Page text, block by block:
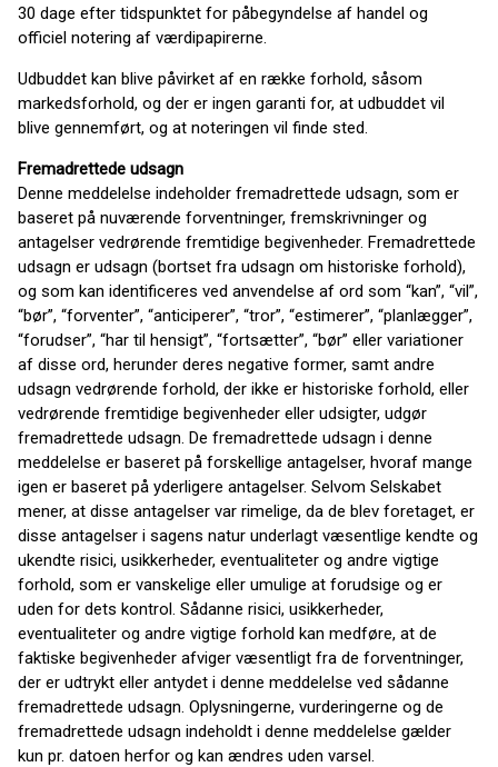
30 dage efter tidspunktet for påbegyndelse af handel og
officiel notering af værdipapirerne.
Udbuddet kan blive påvirket af en række forhold, såsom
markedsforhold, og der er ingen garanti for, at udbuddet vil
blive gennemført, og at noteringen vil finde sted.
Fremadrettede udsagn
Denne meddelelse indeholder fremadrettede udsagn, som er
baseret på nuværende forventninger, fremskrivninger og
antagelser vedrørende fremtidige begivenheder. Fremadrettede
udsagn er udsagn (bortset fra udsagn om historiske forhold),
og som kan identificeres ved anvendelse af ord som “kan”, “vil”,
“bør”, “forventer”, “anticiperer”, “tror”, “estimerer”, “planlægger”,
“forudser”, “har til hensigt”, “fortsætter”, “bør” eller variationer
af disse ord, herunder deres negative former, samt andre
udsagn vedrørende forhold, der ikke er historiske forhold, eller
vedrørende fremtidige begivenheder eller udsigter, udgør
fremadrettede udsagn. De fremadrettede udsagn i denne
meddelelse er baseret på forskellige antagelser, hvoraf mange
igen er baseret på yderligere antagelser. Selvom Selskabet
mener, at disse antagelser var rimelige, da de blev foretaget, er
disse antagelser i sagens natur underlagt væsentlige kendte og
ukendte risici, usikkerheder, eventualiteter og andre vigtige
forhold, som er vanskelige eller umulige at forudsige og er
uden for dets kontrol. Sådanne risici, usikkerheder,
eventualiteter og andre vigtige forhold kan medføre, at de
faktiske begivenheder afviger væsentligt fra de forventninger,
der er udtrykt eller antydet i denne meddelelse ved sådanne
fremadrettede udsagn. Oplysningerne, vurderingerne og de
fremadrettede udsagn indeholdt i denne meddelelse gælder
kun pr. datoen herfor og kan ændres uden varsel.